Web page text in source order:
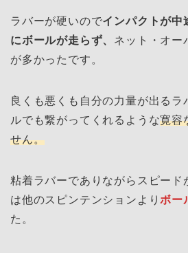
ラバーが硬いのでインパクトが中
にボールが走らず、 ネット・オー
が多かったです。
良くも悪くも自分の力量が出るラ
ルでも繋がってくれるような寛容
せん。
粘着ラバーでありながらスピード
は他のスピンテンションよりボー
た。